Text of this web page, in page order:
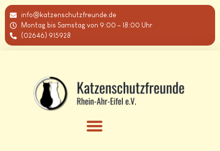
info@katzenschutzfreunde.de
Montag bis Samstag von 9:00 – 18:00 Uhr
(02646) 915928